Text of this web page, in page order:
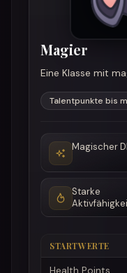
Magier
Eine Klasse mit
Talentpunkte bis
Magischer
Starke
STARTWERTE
Health Points